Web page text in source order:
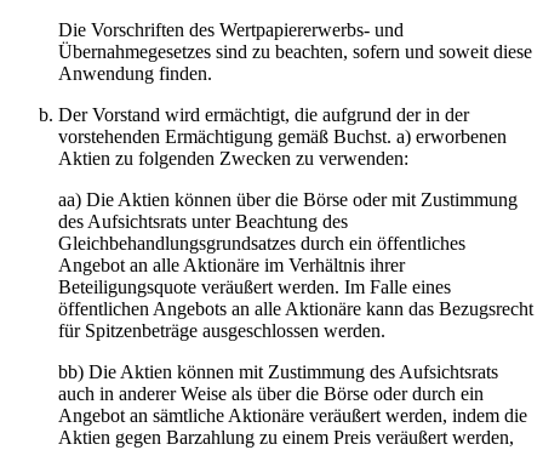
Die Vorschriften des Wertpapiererwerbs- und
Übernahmegesetzes sind zu beachten, sofern und soweit diese
Anwendung finden.
Der Vorstand wird ermächtigt, die aufgrund der in der
vorstehenden Ermächtigung gemäß Buchst. a) erworbenen
Aktien zu folgenden Zwecken zu verwenden:
aa) Die Aktien können über die Börse oder mit Zustimmung
des Aufsichtsrats unter Beachtung des
Gleichbehandlungsgrundsatzes durch ein öffentliches
Angebot an alle Aktionäre im Verhältnis ihrer
Beteiligungsquote veräußert werden. Im Falle eines
öffentlichen Angebots an alle Aktionäre kann das Bezugsrecht
für Spitzenbeträge ausgeschlossen werden.
bb) Die Aktien können mit Zustimmung des Aufsichtsrats
auch in anderer Weise als über die Börse oder durch ein
Angebot an sämtliche Aktionäre veräußert werden, indem die
Aktien gegen Barzahlung zu einem Preis veräußert werden,